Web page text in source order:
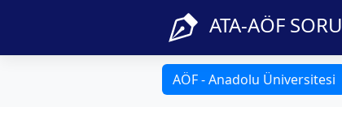
ATA-AÖF SORU
AÖF - Anadolu Üniversitesi